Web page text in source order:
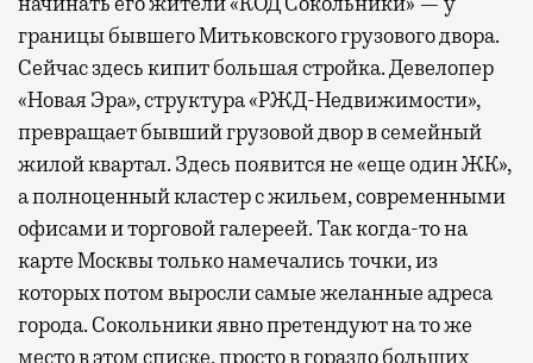
границы бывшего Митьковского грузового двора.
Сейчас здесь кипит большая стройка. Девелопер
«Новая Эра», структура «РЖД-Недвижимости»,
превращает бывший грузовой двор в семейный
жилой квартал. Здесь появится не «еще один ЖК»,
а полноценный кластер с жильем, современными
офисами и торговой галереей. Так когда-то на
карте Москвы только намечались точки, из
которых потом выросли самые желанные адреса
города. Сокольники явно претендуют на то же
место в этом списке, просто в гораздо больших